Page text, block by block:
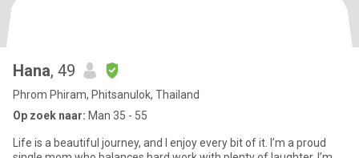
Hana, 49
Phrom Phiram, Phitsanulok, Thailand
Op zoek naar: Man 35 - 55
Life is a beautiful journey, and I enjoy every bit of it. I’m a proud